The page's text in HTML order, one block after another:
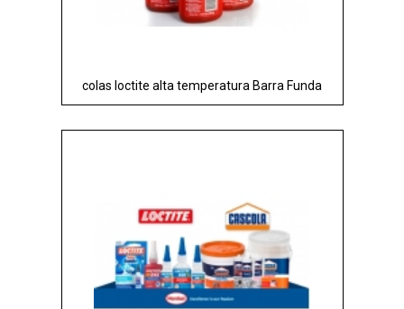
colas loctite alta temperatura Barra Funda